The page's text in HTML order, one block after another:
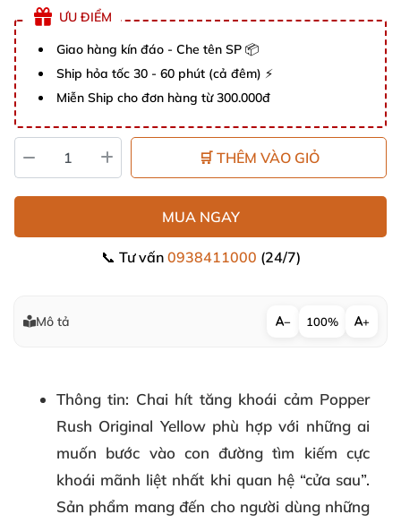
ƯU ĐIỂM
Giao hàng kín đáo - Che tên SP 📦
Ship hỏa tốc 30 - 60 phút (cả đêm) ⚡
Miễn Ship cho đơn hàng từ 300.000đ
🛒 THÊM VÀO GIỎ
MUA NGAY
📞 Tư vấn 0938411000 (24/7)
Mô tả − 100% +
Thông tin: Chai hít tăng khoái cảm Popper
Rush Original Yellow phù hợp với những ai
muốn bước vào con đường tìm kiếm cực
khoái mãnh liệt nhất khi quan hệ “cửa sau”.
Sản phẩm mang đến cho người dùng những